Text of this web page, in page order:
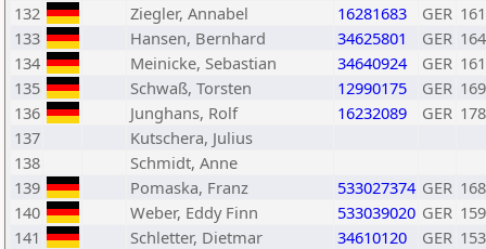
132
Ziegler, Annabel 16281683 GER
133
Hansen, Bernhard 34625801 GER
134
Meinicke, Sebastian 34640924 GER
135
Schwaß, Torsten 12990175 GER
136
Junghans, Rolf 16232089 GER
137
Kutschera, Julius
138
Schmidt, Anne
139
Pomaska, Franz 533027374 GER
140
Weber, Eddy Finn 533039020 GER
141
Schletter, Dietmar 34610120 GER